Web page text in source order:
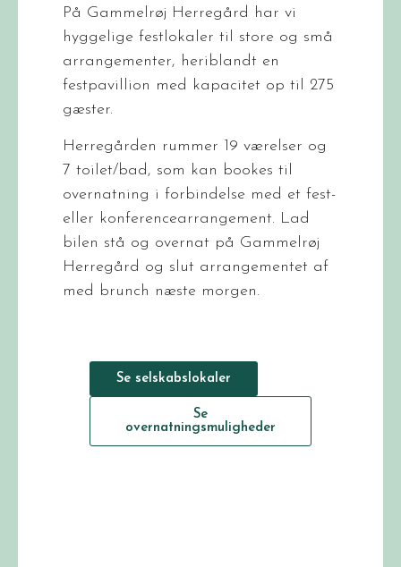
På Gammelrøj Herregård har vi
hyggelige festlokaler til store og små
arrangementer, heriblandt en
festpavillion med kapacitet op til 275
gæster.
Herregården rummer 19 værelser og
7 toilet/bad, som kan bookes til
overnatning i forbindelse med et fest-
eller konferencearrangement. Lad
bilen stå og overnat på Gammelrøj
Herregård og slut arrangementet af
med brunch næste morgen.
Se selskabslokaler
Se
overnatningsmuligheder